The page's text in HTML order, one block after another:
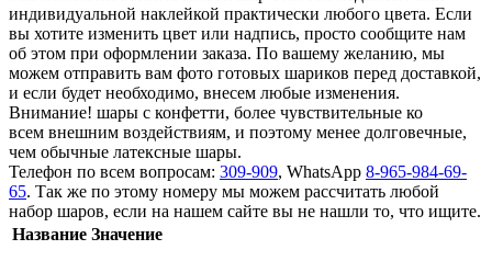
индивидуальной наклейкой практически любого цвета. Если
вы хотите изменить цвет или надпись, просто сообщите нам
об этом при оформлении заказа. По вашему желанию, мы
можем отправить вам фото готовых шариков перед доставкой,
и если будет необходимо, внесем любые изменения.
Внимание! шары с конфетти, более чувствительные ко
всем внешним воздействиям, и поэтому менее долговечные,
чем обычные латексные шары.
Телефон по всем вопросам: 309-909, WhatsApp 8-965-984-69-
65. Так же по этому номеру мы можем рассчитать любой
набор шаров, если на нашем сайте вы не нашли то, что ищите.
Название Значение